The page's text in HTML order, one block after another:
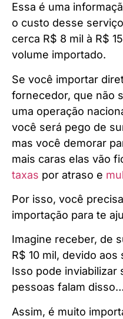
Essa é uma
o custo desse
cerca R$ 8 mil à R$
volume importado.
Se você importar
fornecedor, que não
uma operação
você será pego de
mas você demorar
mais caras elas vão
taxas por atraso e
Por isso, você
importação para te
Imagine receber, de
R$ 10 mil, devido
Isso pode inviabilizar
pessoas falam disso…
Assim, é muito